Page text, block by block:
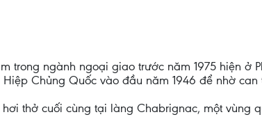
trong ngành ngoại giao trước năm 1975 hiện
Chủng Quốc vào đầu năm 1946 để nhờ can
thở cuối cùng tại làng Chabrignac, một vùng